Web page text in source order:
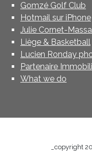
Gomzé Golf Club
Hotmail sur iPhone
Julie Cornet-
Liège & Basketball
Lucien Ronday
Partenaire
What we do
_copyright